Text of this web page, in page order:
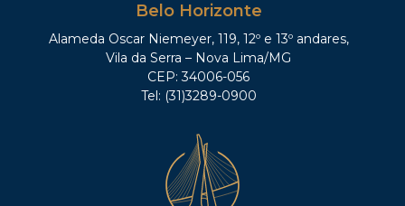
Belo Horizonte
Alameda Oscar Niemeyer, 119, 12º e 13º andares,
Vila da Serra – Nova Lima/MG
CEP: 34006-056
Tel: (31)3289-0900